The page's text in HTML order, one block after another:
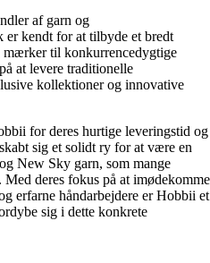
af garn og
er kendt for at tilbyde et bredt
til konkurrencedygtige
at levere traditionelle
kollektioner og innovative
for deres hurtige leveringstid og
sig et solidt ry for at være en
New Sky garn, som mange
Med deres fokus på at imødekomme
erfarne håndarbejdere er Hobbii et
sig i dette konkrete